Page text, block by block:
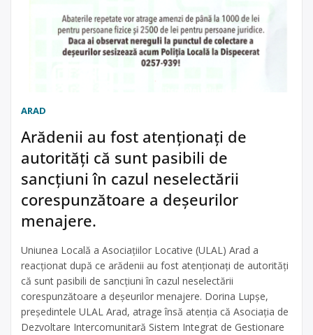
ARAD
Arădenii au fost atenționați de
autorități că sunt pasibili de
sancțiuni în cazul neselectării
corespunzătoare a deșeurilor
menajere.
Uniunea Locală a Asociațiilor Locative (ULAL) Arad a
reacționat după ce arădenii au fost atenționați de autorități
că sunt pasibili de sancțiuni în cazul neselectării
corespunzătoare a deșeurilor menajere. Dorina Lupșe,
președintele ULAL Arad, atrage însă atenția că Asociația de
Dezvoltare Intercomunitară Sistem Integrat de Gestionare